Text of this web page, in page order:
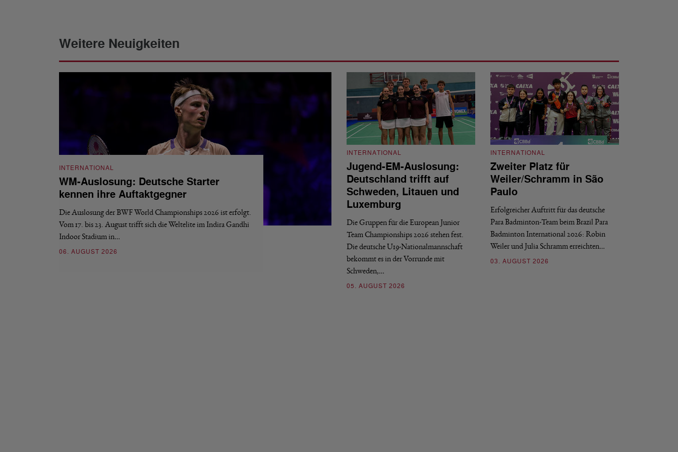
Weitere Neuigkeiten
INTERNATIONAL
WM-Auslosung: Deutsche Starter
kennen ihre Auftaktgegner
Die Auslosung der BWF World Championships 2026 ist erfolgt.
Vom 17. bis 23. August trifft sich die Weltelite im Indira Gandhi
Indoor Stadium in…
06. AUGUST 2026
INTERNATIONAL
Jugend-EM-Auslosung:
Deutschland trifft auf
Schweden, Litauen und
Luxemburg
Die Gruppen für die European Junior
Team Championships 2026 stehen fest.
Die deutsche U19-Nationalmannschaft
bekommt es in der Vorrunde mit
Schweden,…
05. AUGUST 2026
INTERNATIONAL
Zweiter Platz für
Weiler/Schramm in São
Paulo
Erfolgreicher Auftritt für das deutsche
Para Badminton-Team beim Brazil Para
Badminton International 2026: Robin
Weiler und Julia Schramm erreichten…
03. AUGUST 2026